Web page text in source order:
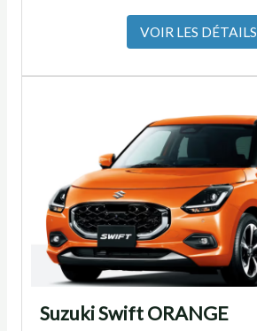
VOIR LES DÉTAILS
Suzuki Swift ORANGE